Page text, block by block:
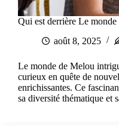
Qui est derrière Le
août 8, 2025
Le monde de Melou
curieux en quête de
enrichissantes. Ce
sa diversité thématique et